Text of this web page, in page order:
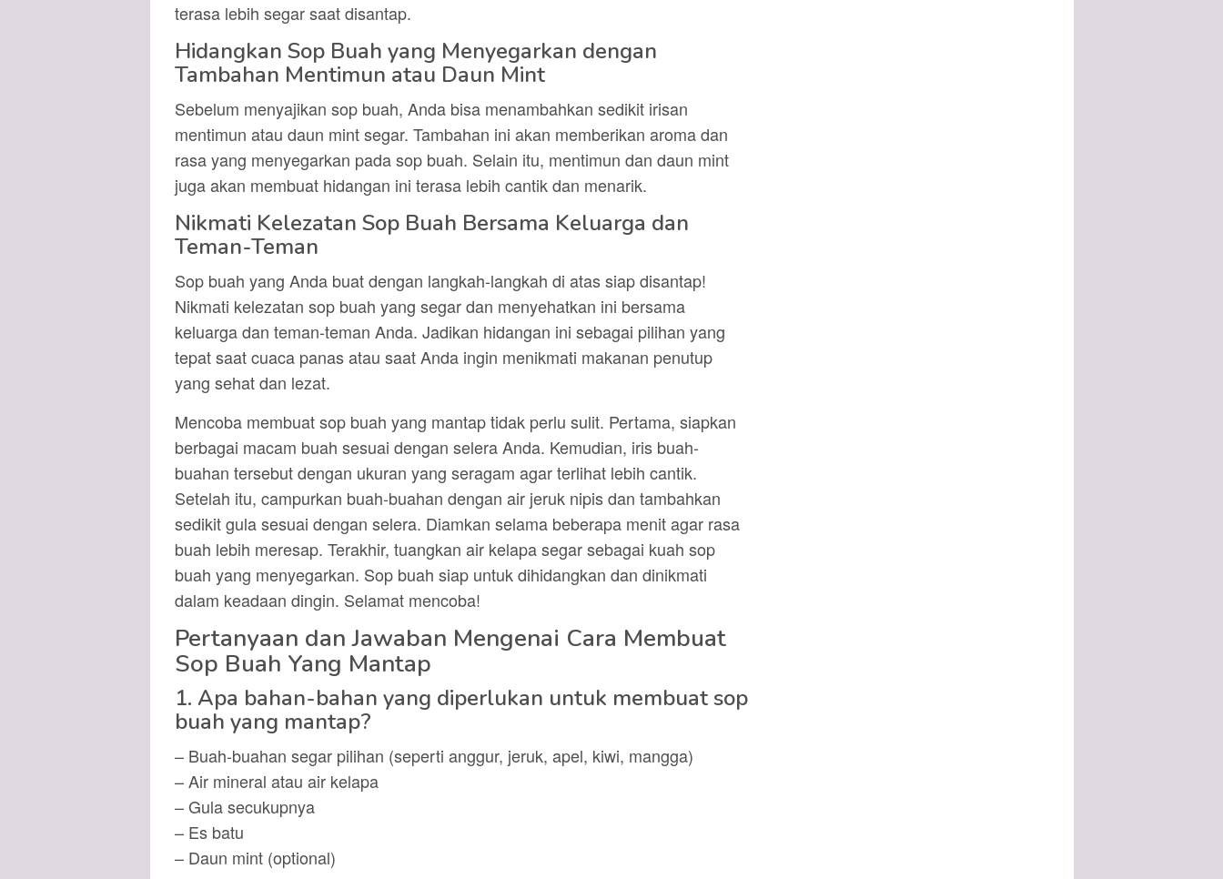
terasa lebih segar saat disantap.
Hidangkan Sop Buah yang Menyegarkan dengan
Tambahan Mentimun atau Daun Mint
Sebelum menyajikan sop buah, Anda bisa menambahkan sedikit irisan
mentimun atau daun mint segar. Tambahan ini akan memberikan aroma dan
rasa yang menyegarkan pada sop buah. Selain itu, mentimun dan daun mint
juga akan membuat hidangan ini terasa lebih cantik dan menarik.
Nikmati Kelezatan Sop Buah Bersama Keluarga dan
Teman-Teman
Sop buah yang Anda buat dengan langkah-langkah di atas siap disantap!
Nikmati kelezatan sop buah yang segar dan menyehatkan ini bersama
keluarga dan teman-teman Anda. Jadikan hidangan ini sebagai pilihan yang
tepat saat cuaca panas atau saat Anda ingin menikmati makanan penutup
yang sehat dan lezat.
Mencoba membuat sop buah yang mantap tidak perlu sulit. Pertama, siapkan
berbagai macam buah sesuai dengan selera Anda. Kemudian, iris buah-
buahan tersebut dengan ukuran yang seragam agar terlihat lebih cantik.
Setelah itu, campurkan buah-buahan dengan air jeruk nipis dan tambahkan
sedikit gula sesuai dengan selera. Diamkan selama beberapa menit agar rasa
buah lebih meresap. Terakhir, tuangkan air kelapa segar sebagai kuah sop
buah yang menyegarkan. Sop buah siap untuk dihidangkan dan dinikmati
dalam keadaan dingin. Selamat mencoba!
Pertanyaan dan Jawaban Mengenai Cara Membuat
Sop Buah Yang Mantap
1. Apa bahan-bahan yang diperlukan untuk membuat sop
buah yang mantap?
– Buah-buahan segar pilihan (seperti anggur, jeruk, apel, kiwi, mangga)
– Air mineral atau air kelapa
– Gula secukupnya
– Es batu
– Daun mint (optional)